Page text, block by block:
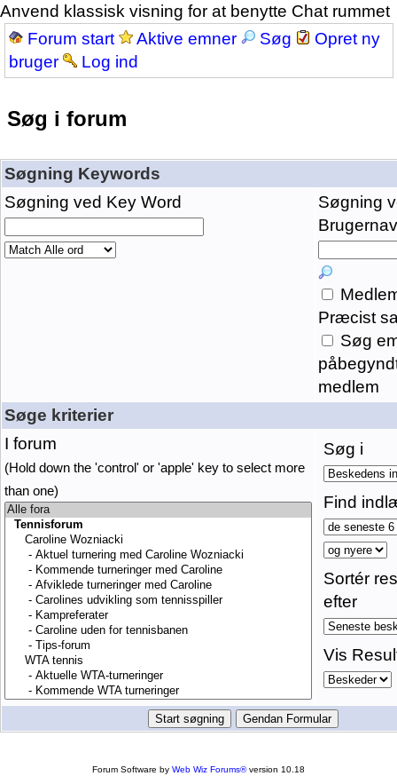
Anvend klassisk visning for at benytte Chat rummet
Forum start
Aktive emner Søg
Opret ny
bruger
Log ind
Søg i forum
Søgning Keywords
Søgning ved Key Word
Søgning
Præcist
Søg
medlem
Søge kriterier
I forum
(Hold down the 'control' or 'apple' key to select more
than one)
Søg i
Find
Sortér
efter
Vis
Forum Software by Web Wiz Forums®version 10.18